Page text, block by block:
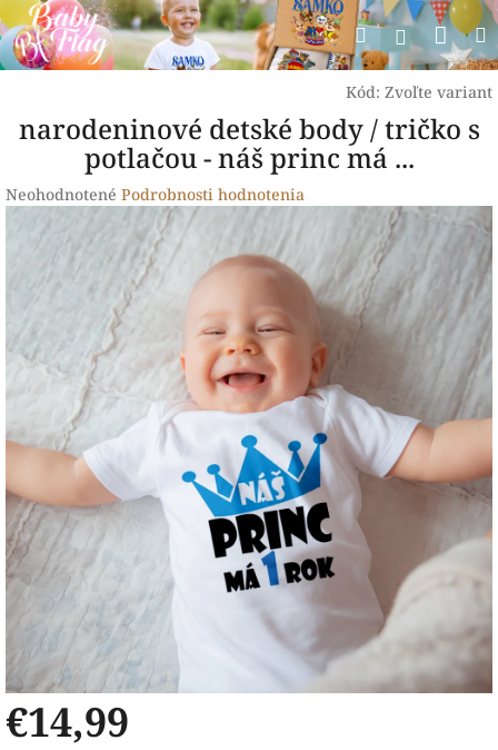
Prejsť
na
obsah
Hľadať
Kód: Zvoľte variant
narodeninové detské body / tričko s
potlačou - náš princ má ...
Priemerné
produktu
hviezdičiek.
Neohodnotené Podrobnosti hodnotenia
€14,99